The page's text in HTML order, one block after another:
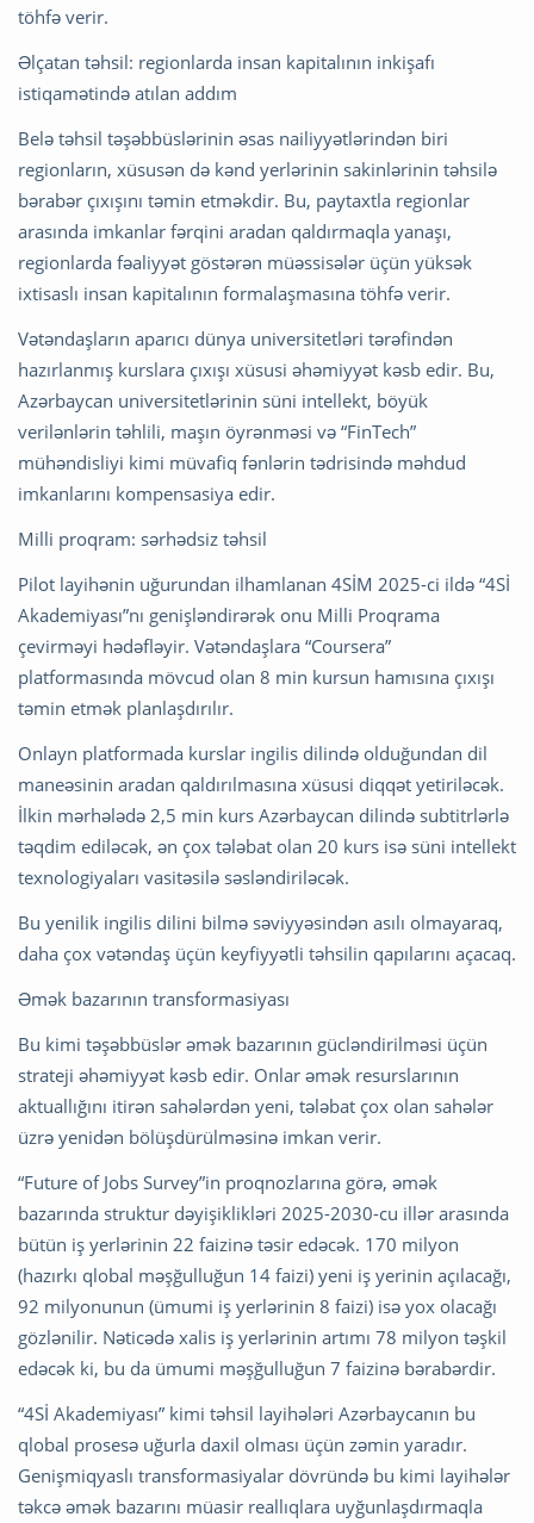
töhfə verir.
Əlçatan təhsil: regionlarda insan kapitalının inkişafı
istiqamətində atılan addım
Belə təhsil təşəbbüslərinin əsas nailiyyətlərindən biri
regionların, xüsusən də kənd yerlərinin sakinlərinin təhsilə
bərabər çıxışını təmin etməkdir. Bu, paytaxtla regionlar
arasında imkanlar fərqini aradan qaldırmaqla yanaşı,
regionlarda fəaliyyət göstərən müəssisələr üçün yüksək
ixtisaslı insan kapitalının formalaşmasına töhfə verir.
Vətəndaşların aparıcı dünya universitetləri tərəfindən
hazırlanmış kurslara çıxışı xüsusi əhəmiyyət kəsb edir. Bu,
Azərbaycan universitetlərinin süni intellekt, böyük
verilənlərin təhlili, maşın öyrənməsi və “FinTech”
mühəndisliyi kimi müvafiq fənlərin tədrisində məhdud
imkanlarını kompensasiya edir.
Milli proqram: sərhədsiz təhsil
Pilot layihənin uğurundan ilhamlanan 4SİM 2025-ci ildə “4Sİ
Akademiyası”nı genişləndirərək onu Milli Proqrama
çevirməyi hədəfləyir. Vətəndaşlara “Coursera”
platformasında mövcud olan 8 min kursun hamısına çıxışı
təmin etmək planlaşdırılır.
Onlayn platformada kurslar ingilis dilində olduğundan dil
maneəsinin aradan qaldırılmasına xüsusi diqqət yetiriləcək.
İlkin mərhələdə 2,5 min kurs Azərbaycan dilində subtitrlərlə
təqdim ediləcək, ən çox tələbat olan 20 kurs isə süni intellekt
texnologiyaları vasitəsilə səsləndiriləcək.
Bu yenilik ingilis dilini bilmə səviyyəsindən asılı olmayaraq,
daha çox vətəndaş üçün keyfiyyətli təhsilin qapılarını açacaq.
Əmək bazarının transformasiyası
Bu kimi təşəbbüslər əmək bazarının gücləndirilməsi üçün
strateji əhəmiyyət kəsb edir. Onlar əmək resurslarının
aktuallığını itirən sahələrdən yeni, tələbat çox olan sahələr
üzrə yenidən bölüşdürülməsinə imkan verir.
“Future of Jobs Survey”in proqnozlarına görə, əmək
bazarında struktur dəyişiklikləri 2025-2030-cu illər arasında
bütün iş yerlərinin 22 faizinə təsir edəcək. 170 milyon
(hazırkı qlobal məşğulluğun 14 faizi) yeni iş yerinin açılacağı,
92 milyonunun (ümumi iş yerlərinin 8 faizi) isə yox olacağı
gözlənilir. Nəticədə xalis iş yerlərinin artımı 78 milyon təşkil
edəcək ki, bu da ümumi məşğulluğun 7 faizinə bərabərdir.
“4Sİ Akademiyası” kimi təhsil layihələri Azərbaycanın bu
qlobal prosesə uğurla daxil olması üçün zəmin yaradır.
Genişmiqyaslı transformasiyalar dövründə bu kimi layihələr
təkcə əmək bazarını müasir reallıqlara uyğunlaşdırmaqla